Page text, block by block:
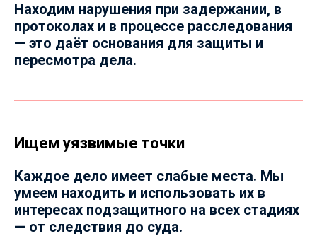
Находим нарушения при задержании, в
протоколах и в процессе расследования
— это даёт основания для защиты и
пересмотра дела.
Ищем уязвимые точки
Каждое дело имеет слабые места. Мы
умеем находить и использовать их в
интересах подзащитного на всех стадиях
— от следствия до суда.